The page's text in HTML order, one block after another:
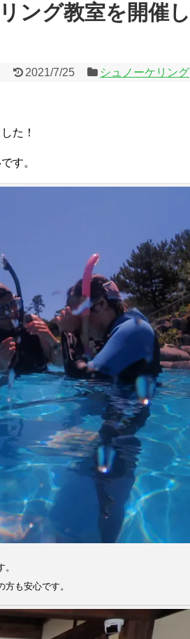
ング教室を開催し
2021/7/25 シュノーケリング
た！
す。
も安心です。